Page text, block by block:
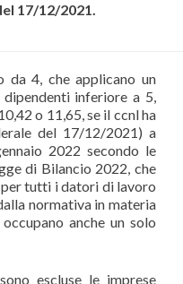
17/12/2021.
da 4, che applicano un
inferiore a 5,
o 11,65, se il ccnl ha
del 17/12/2021) a
2022 secondo le
di Bilancio 2022, che
tutti i datori di lavoro
normativa in materia
anche un solo
escluse le imprese